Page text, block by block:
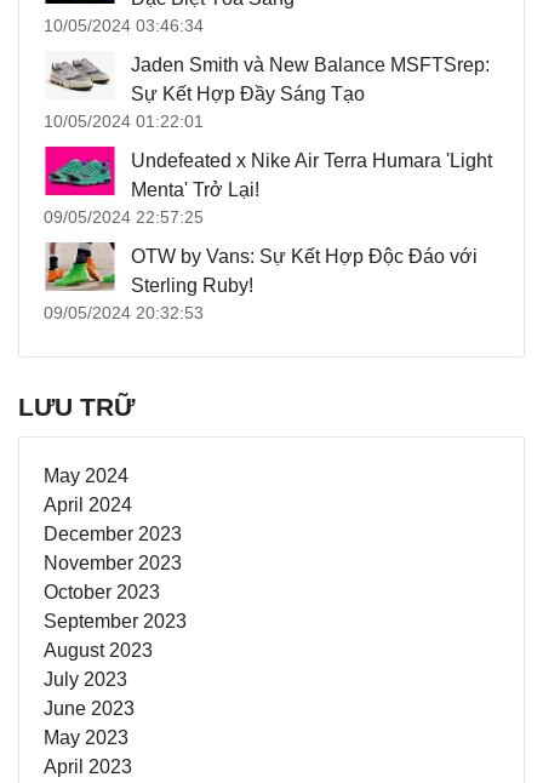
10/05/2024 03:46:34
Jaden Smith và New Balance MSFTSrep:
Sự Kết Hợp Đầy Sáng Tạo
10/05/2024 01:22:01
Undefeated x Nike Air Terra Humara 'Light
Menta' Trở Lại!
09/05/2024 22:57:25
OTW by Vans: Sự Kết Hợp Độc Đáo với
Sterling Ruby!
09/05/2024 20:32:53
LƯU TRỮ
May 2024
April 2024
December 2023
November 2023
October 2023
September 2023
August 2023
July 2023
June 2023
May 2023
April 2023